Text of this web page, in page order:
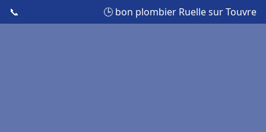
📞 🕒 bon plombier Ruelle sur Touvre